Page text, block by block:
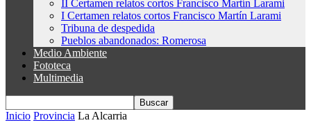
II Certamen relatos cortos Francisco Martín Larami
I Certamen relatos cortos Francisco Martín Larami
Tribuna de despedida
Pueblos abandonados: Romerosa
Medio Ambiente
Fototeca
Multimedia
Inicio Provincia La Alcarria